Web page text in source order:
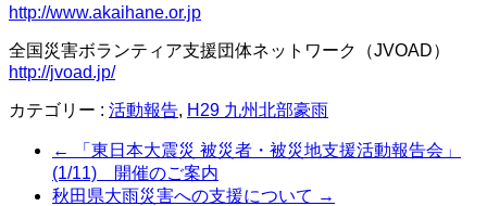
http://www.akaihane.or.jp
全国災害ボランティア支援団体ネットワーク（JVOAD）
http://jvoad.jp/
カテゴリー : 活動報告, H29 九州北部豪雨
←
「東日本大震災 被災者・被災地支援活動報告会」
(1/11) 開催のご案内
秋田県大雨災害への支援について →